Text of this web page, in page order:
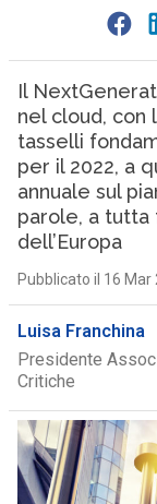
Il
nel cloud, con
tasselli
per il 2022, a
annuale sul
parole, a tutta
dell’Europa
Pubblicato il 16 Mar
Luisa Franchina
Presidente
Critiche